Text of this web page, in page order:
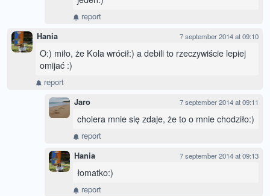
report
Hania 7 september 2014 at 09:10
O:) miło, że Kola wrócił:) a debili to rzeczywiście lepiej
omijać :)
report
Jaro 7 september 2014 at 09:11
cholera mnie się zdaje, że to o mnie chodziło:)
report
Hania 7 september 2014 at 09:13
łomatko:)
report